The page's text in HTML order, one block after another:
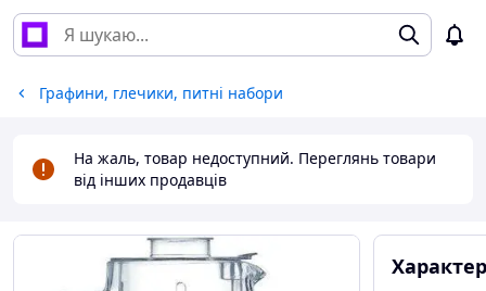
Графини, глечики, питні набори
На жаль, товар недоступний. Переглянь товари
від інших продавців